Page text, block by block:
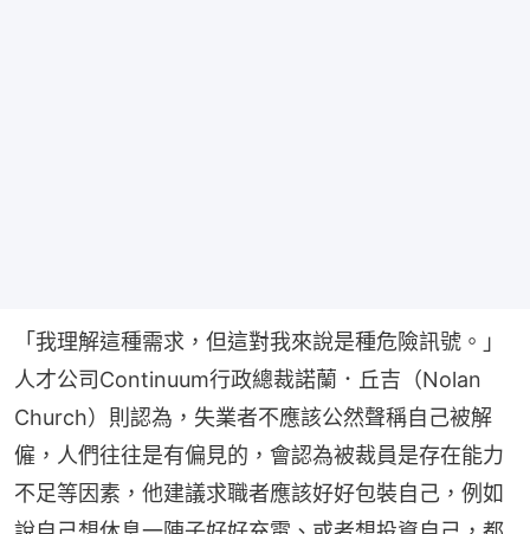
「我理解這種需求，但這對我來說是種危險訊號。」
人才公司Continuum行政總裁諾蘭．丘吉（Nolan
Church）則認為，失業者不應該公然聲稱自己被解
僱，人們往往是有偏見的，會認為被裁員是存在能力
不足等因素，他建議求職者應該好好包裝自己，例如